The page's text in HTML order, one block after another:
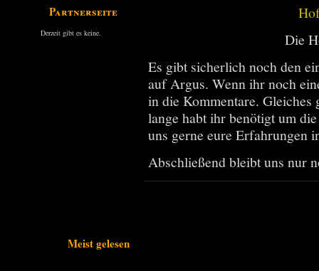
Partnerseiten
Derzeit gibt es keine.
Die
Es gibt sicherlich noch den
auf Argus. Wenn ihr noch
in die Kommentare.
lange habt ihr benötigt um
uns gerne eure Erfahrungen
Abschließend bleibt uns nur
Meist gelesen